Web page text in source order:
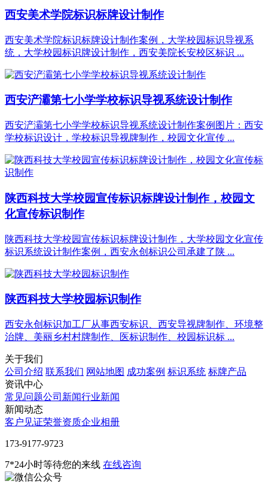
西安美术学院标识标牌设计制作
西安美术学院标识标牌设计制作案例，大学校园标识导视系
统，大学校园标识牌设计制作，西安美院长安校区标识 ...
西安浐灞第七小学学校标识导视系统设计制作
西安浐灞第七小学学校标识导视系统设计制作案例图片：西安
学校标识设计，学校标识导视牌制作，校园文化宣传 ...
陕西科技大学校园宣传标识标牌设计制作，校园文
化宣传标识制作
陕西科技大学校园宣传标识标牌设计制作，大学校园文化宣传
标识系统设计制作案例，西安永创标识公司承建了陕 ...
陕西科技大学校园标识制作
西安永创标识加工厂从事西安标识、西安导视牌制作、环境整
治牌、美丽乡村村牌制作、医标识制作、校园标识标 ...
关于我们
公司介绍 联系我们 网站地图 成功案例 标识系统 标牌产品
资讯中心
常见问题公司新闻行业新闻
新闻动态
客户见证荣誉资质企业相册
‭173-9177-9723
7*24小时等待您的来线 在线咨询